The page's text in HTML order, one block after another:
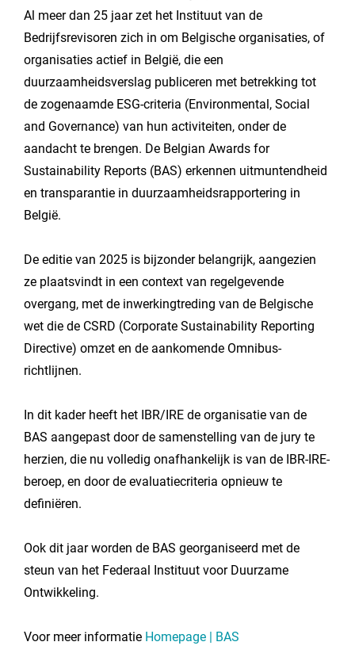
Al meer dan 25 jaar zet het Instituut van de
Bedrijfsrevisoren zich in om Belgische organisaties, of
organisaties actief in België, die een
duurzaamheidsverslag publiceren met betrekking tot
de zogenaamde ESG-criteria (Environmental, Social
and Governance) van hun activiteiten, onder de
aandacht te brengen. De Belgian Awards for
Sustainability Reports (BAS) erkennen uitmuntendheid
en transparantie in duurzaamheidsrapportering in
België.
De editie van 2025 is bijzonder belangrijk, aangezien
ze plaatsvindt in een context van regelgevende
overgang, met de inwerkingtreding van de Belgische
wet die de CSRD (Corporate Sustainability Reporting
Directive) omzet en de aankomende Omnibus-
richtlijnen.
In dit kader heeft het IBR/IRE de organisatie van de
BAS aangepast door de samenstelling van de jury te
herzien, die nu volledig onafhankelijk is van de IBR-IRE-
beroep, en door de evaluatiecriteria opnieuw te
definiëren.
Ook dit jaar worden de BAS georganiseerd met de
steun van het Federaal Instituut voor Duurzame
Ontwikkeling.
Voor meer informatie Homepage | BAS